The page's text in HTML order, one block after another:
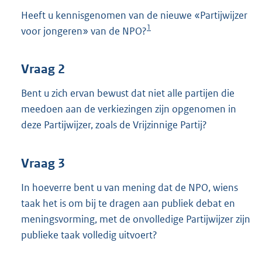
5
Heeft u kennisgenomen van de nieuwe «Partijwijzer
voor jongeren» van de NPO?1
Vraag 2
Bent u zich ervan bewust dat niet alle partijen die
meedoen aan de verkiezingen zijn opgenomen in
deze Partijwijzer, zoals de Vrijzinnige Partij?
Vraag 3
In hoeverre bent u van mening dat de NPO, wiens
taak het is om bij te dragen aan publiek debat en
meningsvorming, met de onvolledige Partijwijzer zijn
publieke taak volledig uitvoert?